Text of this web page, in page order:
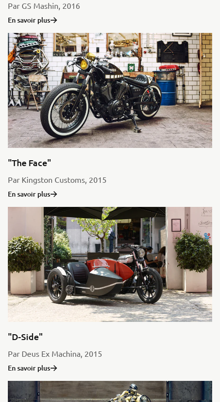
Par GS Mashin, 2016
En savoir plus
"The Face"
Par Kingston Customs, 2015
En savoir plus
"D-Side"
Par Deus Ex Machina, 2015
En savoir plus